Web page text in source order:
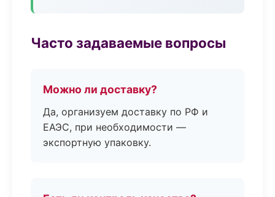
Часто задаваемые вопросы
Можно ли доставку?
Да, организуем доставку по РФ и
ЕАЭС, при необходимости —
экспортную упаковку.